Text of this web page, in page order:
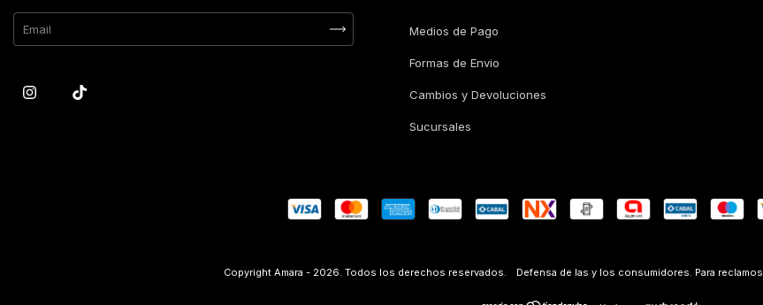
Medios de Pago
Formas de Envio
Cambios y Devoluciones
Sucursales
Copyright Amara - 2026. Todos los derechos reservados. Defensa de las y los consumidores. Para reclamos